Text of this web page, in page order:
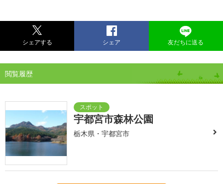
シェアする シェア 友だちに送る
閲覧履歴
宇都宮市森林公園
栃木県・宇都宮市